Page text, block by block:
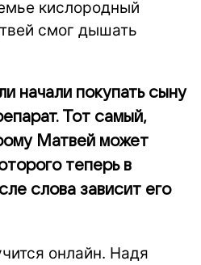
кислородный
смог дышать
начали покупать сыну
Тот самый,
Матвей может
теперь в
слова зависит его
онлайн. Надя